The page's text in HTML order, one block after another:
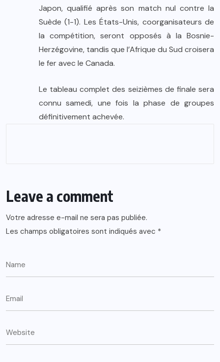
Japon, qualifié après son match nul contre la
Suède (1-1). Les États-Unis, coorganisateurs de
la compétition, seront opposés à la Bosnie-
Herzégovine, tandis que l’Afrique du Sud croisera
le fer avec le Canada.
Le tableau complet des seizièmes de finale sera
connu samedi, une fois la phase de groupes
définitivement achevée.
Leave a comment
Votre adresse e-mail ne sera pas publiée.
Les champs obligatoires sont indiqués avec *